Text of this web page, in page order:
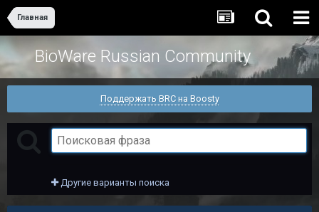
Главная
BioWare Russian Community
Поддержать BRC на Boosty
Другие варианты поиска